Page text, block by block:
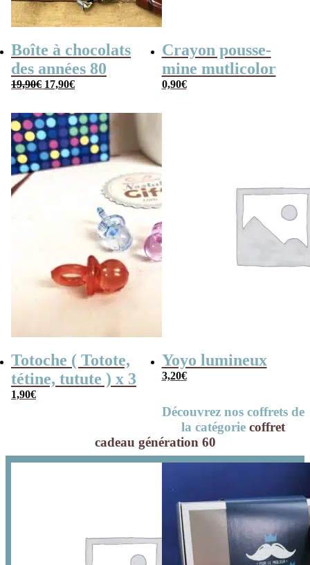
Boîte à chocolats
des années 80
19,90€ Le
était :
19,90€.
17,90€Le
est :
17,90€.
Crayon pousse-
mine mutlicolor
0,90€
Totoche ( Totote,
tétine, tutute ) x 3
1,90€
Yoyo lumineux
3,20€
Découvrez nos coffrets de
la catégorie coffret
cadeau génération 60